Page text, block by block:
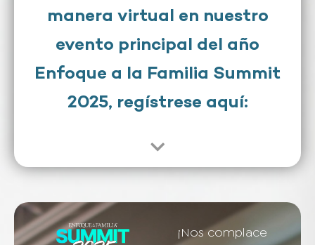
manera virtual en nuestro
evento principal del año
Enfoque a la Familia Summit
2025, regístrese aquí:
¡Nos complace